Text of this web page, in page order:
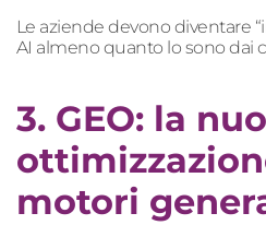
Le aziende devono diventare
AI almeno quanto lo sono dai
3. GEO: la
motori